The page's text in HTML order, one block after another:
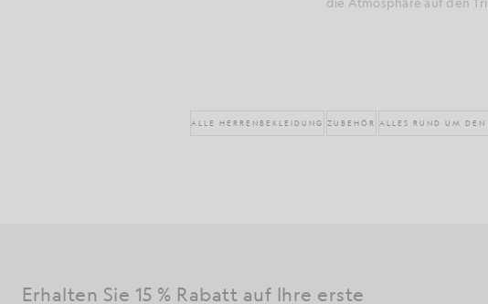
ALLE HERRENBEKLEIDUNG ZUBEHÖR ALLES RUND UM DEN
Erhalten Sie 15 % Rabatt auf Ihre erste